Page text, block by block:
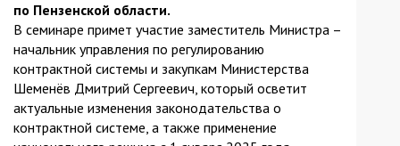
по Пензенской области.
В семинаре примет участие заместитель Министра –
начальник управления по регулированию
контрактной системы и закупкам Министерства
Шеменёв Дмитрий Сергеевич, который осветит
актуальные изменения законодательства о
контрактной системе, а также применение